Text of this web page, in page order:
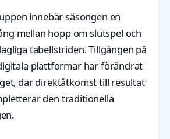
innebär säsongen en
mellan hopp om slutspel och
tabellstriden. Tillgången på
plattformar har förändrat
där direktåtkomst till resultat
den traditionella